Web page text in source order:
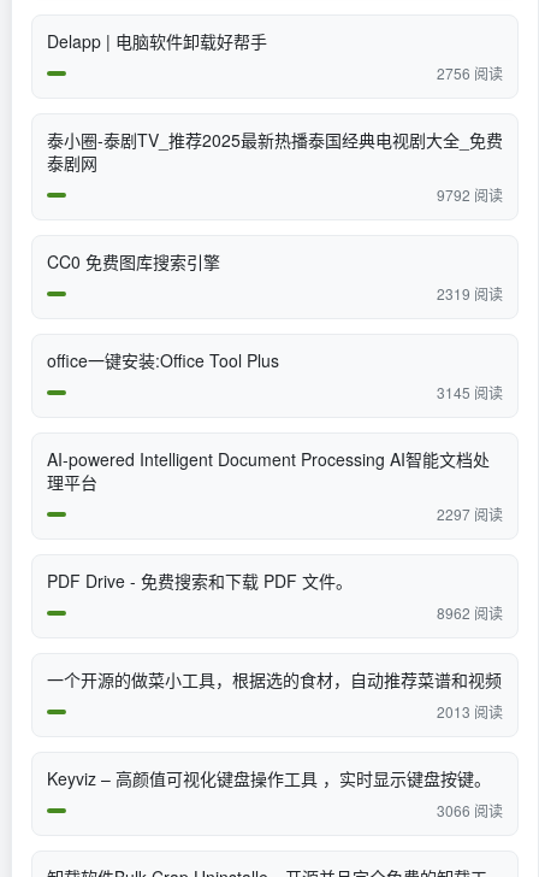
Delapp | 电脑软件卸载好帮手
2756 阅读
泰小圈-泰剧TV_推荐2025最新热播泰国经典电视剧大全_免费
泰剧网
9792 阅读
CC0 免费图库搜索引擎
2319 阅读
office一键安装:Office Tool Plus
3145 阅读
AI-powered Intelligent Document Processing AI智能文档处
理平台
2297 阅读
PDF Drive - 免费搜索和下载 PDF 文件。
8962 阅读
一个开源的做菜小工具，根据选的食材，自动推荐菜谱和视频
2013 阅读
Keyviz – 高颜值可视化键盘操作工具 ，实时显示键盘按键。
3066 阅读